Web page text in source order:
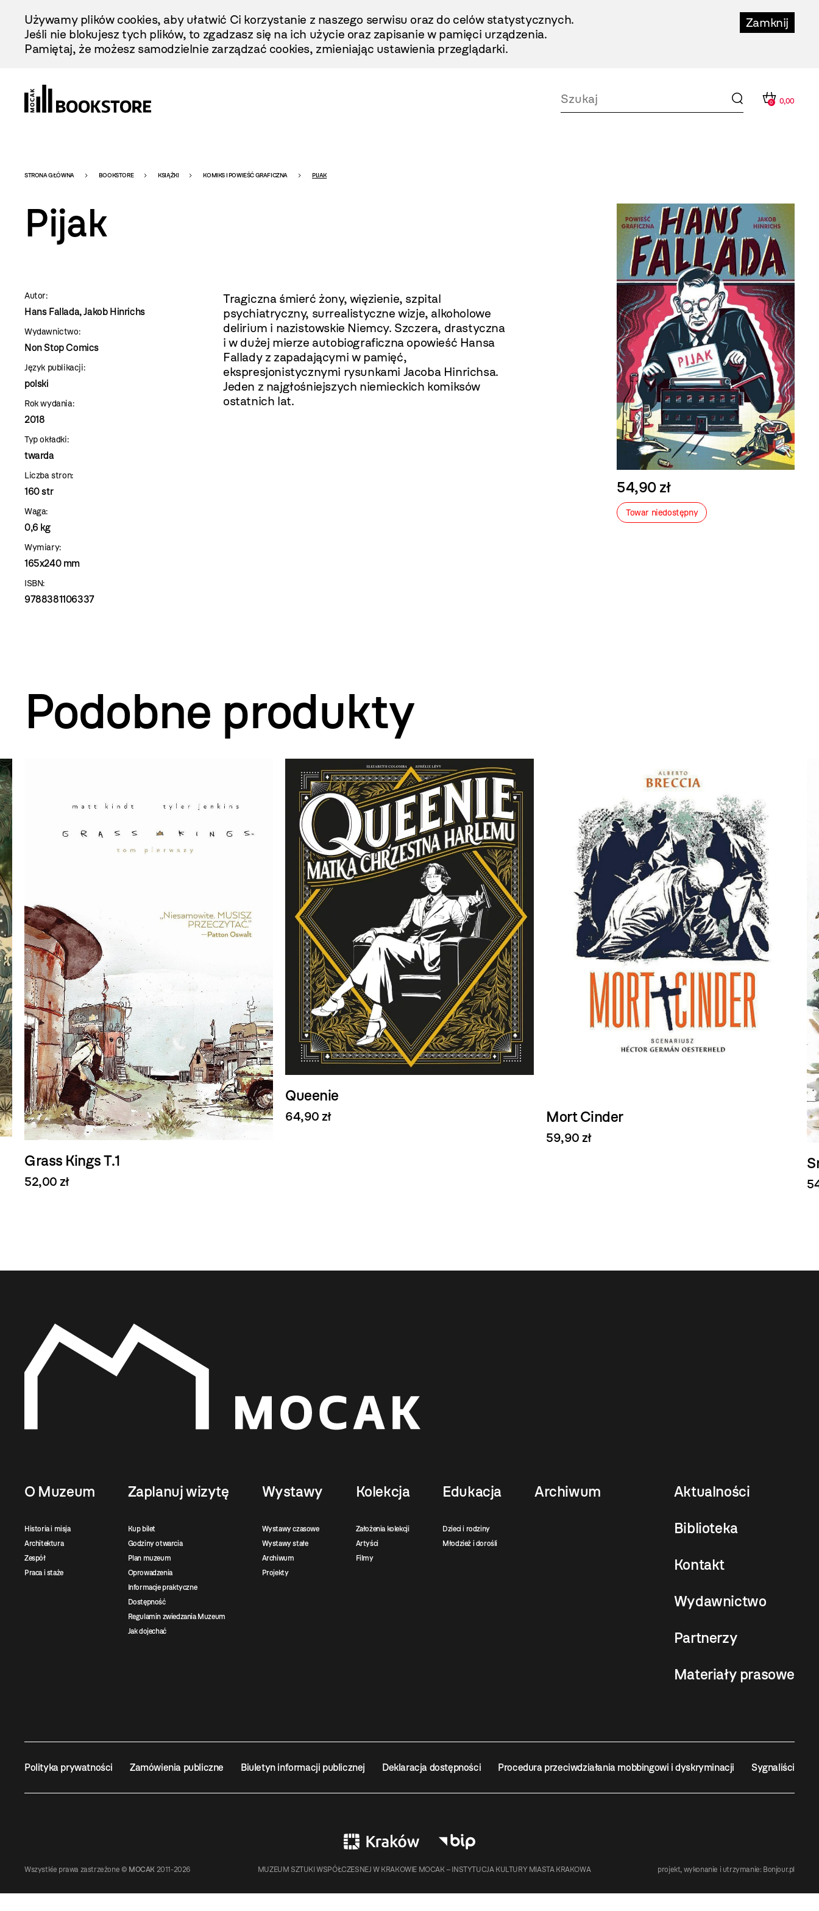
Treści
Zamknij
Używamy plików cookies, aby ułatwić Ci korzystanie z naszego serwisu oraz do celów statystycznych.
Jeśli nie blokujesz tych plików, to zgadzasz się na ich użycie oraz zapisanie w pamięci urządzenia.
Pamiętaj, że możesz samodzielnie zarządzać cookies, zmieniając ustawienia przeglądarki.
0 0,00
Bookstore
-
szablon
szczegóły
STRONA GŁÓWNA BOOKSTORE KSIĄŻKI KOMIKS I POWIEŚĆ GRAFICZNA PIJAK
Pijak
Autor:
Hans Fallada, Jakob Hinrichs
Wydawnictwo:
Non Stop Comics
Język publikacji:
polski
Rok wydania:
2018
Typ okładki:
twarda
Liczba stron:
160 str
Waga:
0,6 kg
Wymiary:
165x240 mm
ISBN:
9788381106337
Tragiczna śmierć żony, więzienie, szpital
psychiatryczny, surrealistyczne wizje, alkoholowe
delirium i nazistowskie Niemcy. Szczera, drastyczna
i w dużej mierze autobiograficzna opowieść Hansa
Fallady z zapadającymi w pamięć,
ekspresjonistycznymi rysunkami Jacoba Hinrichsa.
Jeden z najgłośniejszych niemieckich komiksów
ostatnich lat.
54,90 zł
Towar niedostępny
Podobne produkty
Grass Kings T.1
52,00 zł
Queenie
64,90 zł Mort Cinder
59,90 zł
O Muzeum
Historia i misja
Architektura
Zespół
Praca i staże
Zaplanuj wizytę
Kup bilet
Godziny otwarcia
Plan muzeum
Oprowadzenia
Informacje praktyczne
Dostępność
Regulamin zwiedzania Muzeum
Jak dojechać
Wystawy
Wystawy czasowe
Wystawy stałe
Archiwum
Projekty
Kolekcja
Założenia kolekcji
Artyści
Filmy
Edukacja
Dzieci i rodziny
Młodzież i dorośli
Archiwum Aktualności
Biblioteka
Kontakt
Wydawnictwo
Partnerzy
Materiały prasowe
Polityka prywatności Zamówienia publiczne Biuletyn informacji publicznej Deklaracja dostępności Procedura przeciwdziałania mobbingowi i dyskryminacji Sygnaliści
Wszystkie prawa zastrzeżone © MOCAK 2011-2026 MUZEUM SZTUKI WSPÓŁCZESNEJ W KRAKOWIE MOCAK – INSTYTUCJA KULTURY MIASTA KRAKOWA projekt, wykonanie i utrzymanie: Bonjour.pl